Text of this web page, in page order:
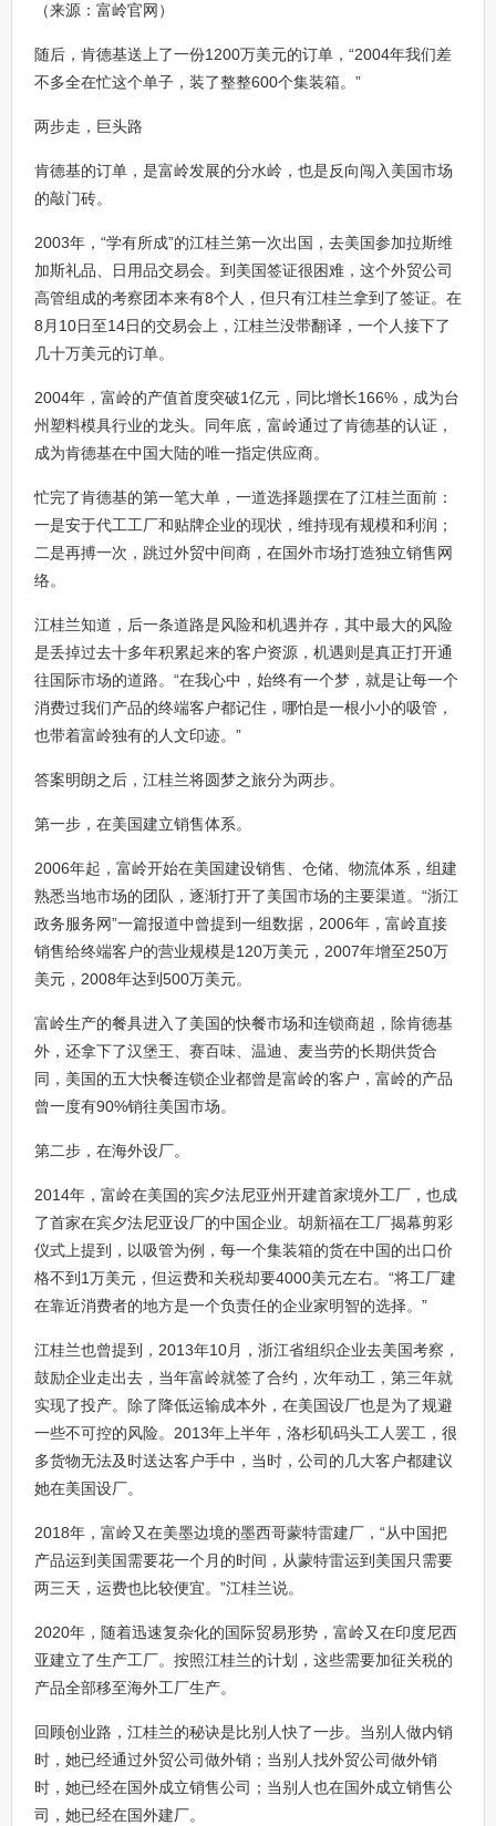
（来源：富岭官网）
随后，肯德基送上了一份1200万美元的订单，“2004年我们差
不多全在忙这个单子，装了整整600个集装箱。”
两步走，巨头路
肯德基的订单，是富岭发展的分水岭，也是反向闯入美国市场
的敲门砖。
2003年，“学有所成”的江桂兰第一次出国，去美国参加拉斯维
加斯礼品、日用品交易会。到美国签证很困难，这个外贸公司
高管组成的考察团本来有8个人，但只有江桂兰拿到了签证。在
8月10日至14日的交易会上，江桂兰没带翻译，一个人接下了
几十万美元的订单。
2004年，富岭的产值首度突破1亿元，同比增长166%，成为台
州塑料模具行业的龙头。同年底，富岭通过了肯德基的认证，
成为肯德基在中国大陆的唯一指定供应商。
忙完了肯德基的第一笔大单，一道选择题摆在了江桂兰面前：
一是安于代工工厂和贴牌企业的现状，维持现有规模和利润；
二是再搏一次，跳过外贸中间商，在国外市场打造独立销售网
络。
江桂兰知道，后一条道路是风险和机遇并存，其中最大的风险
是丢掉过去十多年积累起来的客户资源，机遇则是真正打开通
往国际市场的道路。“在我心中，始终有一个梦，就是让每一个
消费过我们产品的终端客户都记住，哪怕是一根小小的吸管，
也带着富岭独有的人文印迹。”
答案明朗之后，江桂兰将圆梦之旅分为两步。
第一步，在美国建立销售体系。
2006年起，富岭开始在美国建设销售、仓储、物流体系，组建
熟悉当地市场的团队，逐渐打开了美国市场的主要渠道。“浙江
政务服务网”一篇报道中曾提到一组数据，2006年，富岭直接
销售给终端客户的营业规模是120万美元，2007年增至250万
美元，2008年达到500万美元。
富岭生产的餐具进入了美国的快餐市场和连锁商超，除肯德基
外，还拿下了汉堡王、赛百味、温迪、麦当劳的长期供货合
同，美国的五大快餐连锁企业都曾是富岭的客户，富岭的产品
曾一度有90%销往美国市场。
第二步，在海外设厂。
2014年，富岭在美国的宾夕法尼亚州开建首家境外工厂，也成
了首家在宾夕法尼亚设厂的中国企业。胡新福在工厂揭幕剪彩
仪式上提到，以吸管为例，每一个集装箱的货在中国的出口价
格不到1万美元，但运费和关税却要4000美元左右。“将工厂建
在靠近消费者的地方是一个负责任的企业家明智的选择。”
江桂兰也曾提到，2013年10月，浙江省组织企业去美国考察，
鼓励企业走出去，当年富岭就签了合约，次年动工，第三年就
实现了投产。除了降低运输成本外，在美国设厂也是为了规避
一些不可控的风险。2013年上半年，洛杉矶码头工人罢工，很
多货物无法及时送达客户手中，当时，公司的几大客户都建议
她在美国设厂。
2018年，富岭又在美墨边境的墨西哥蒙特雷建厂，“从中国把
产品运到美国需要花一个月的时间，从蒙特雷运到美国只需要
两三天，运费也比较便宜。”江桂兰说。
2020年，随着迅速复杂化的国际贸易形势，富岭又在印度尼西
亚建立了生产工厂。按照江桂兰的计划，这些需要加征关税的
产品全部移至海外工厂生产。
回顾创业路，江桂兰的秘诀是比别人快了一步。当别人做内销
时，她已经通过外贸公司做外销；当别人找外贸公司做外销
时，她已经在国外成立销售公司；当别人也在国外成立销售公
司，她已经在国外建厂。